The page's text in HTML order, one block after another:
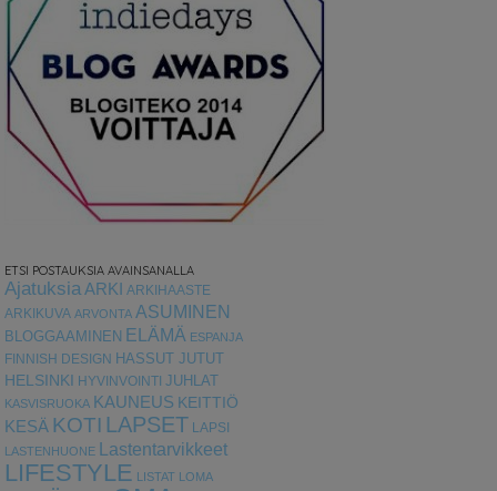
ETSI POSTAUKSIA AVAINSANALLA
AjatuksiaARKI ARKIHAASTE
ARKIKUVA ARVONTA ASUMINEN
BLOGGAAMINEN ELÄMÄ ESPANJA
FINNISH DESIGN HASSUT JUTUT
HELSINKI
HYVINVOINTI JUHLAT
KASVISRUOKA KAUNEUS KEITTIÖ
KESÄ KOTI LAPSET LAPSI
LASTENHUONE Lastentarvikkeet
LIFESTYLE LISTAT LOMA